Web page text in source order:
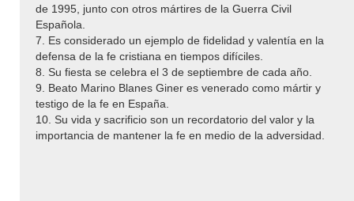
de 1995, junto con otros mártires de la Guerra Civil
Española.
7. Es considerado un ejemplo de fidelidad y valentía en la
defensa de la fe cristiana en tiempos difíciles.
8. Su fiesta se celebra el 3 de septiembre de cada año.
9. Beato Marino Blanes Giner es venerado como mártir y
testigo de la fe en España.
10. Su vida y sacrificio son un recordatorio del valor y la
importancia de mantener la fe en medio de la adversidad.